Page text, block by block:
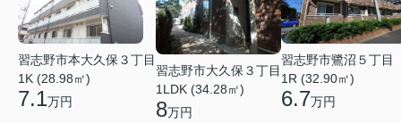
習志野市本大久保３丁目
1K (28.98㎡)
7.1万円
習志野市大久保３丁目
1LDK (34.28㎡)
8万円
習志野市鷺沼５丁目
1R (32.90㎡)
6.7万円